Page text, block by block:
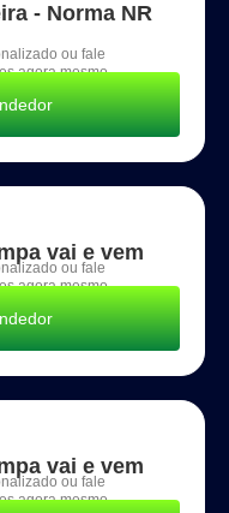
- Norma NR
ou fale
agora mesmo.
vai e vem
ou fale
agora mesmo.
vai e vem
ou fale
agora mesmo.